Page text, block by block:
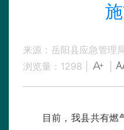
来源：岳阳县应急管理
浏览量： 1298
目前，我县共有燃